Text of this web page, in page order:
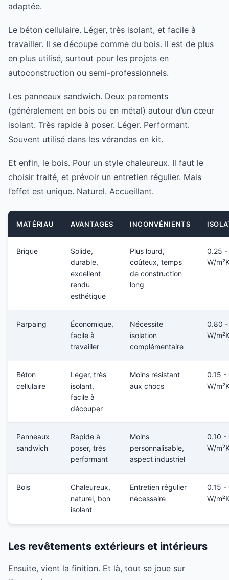
adaptée.
Le béton cellulaire. Léger, très isolant, et facile à
travailler. Il se découpe comme du bois. Il est de plus
en plus utilisé, surtout pour les projets en
autoconstruction ou semi-professionnels.
Les panneaux sandwich. Deux parements
(généralement en bois ou en métal) autour d’un cœur
isolant. Très rapide à poser. Léger. Performant.
Souvent utilisé dans les vérandas en kit.
Et enfin, le bois. Pour un style chaleureux. Il faut le
choisir traité, et prévoir un entretien régulier. Mais
l’effet est unique. Naturel. Accueillant.
MATÉRIAU AVANTAGES INCONVÉNIENTS
Brique
Solide,
durable,
excellent
rendu
esthétique
Plus lourd,
coûteux, temps
de construction
long
0.25
W/
Parpaing
Économique,
facile à
travailler
Nécessite
isolation
complémentaire
0.80 -
W/
Béton
cellulaire
Léger, très
isolant,
facile à
découper
Moins résistant
aux chocs
0.15 -
W/
Panneaux
sandwich
Rapide à
poser, très
performant
Moins
personnalisable,
aspect industriel
0.10 -
W/
Bois
Chaleureux,
naturel, bon
isolant
Entretien régulier
nécessaire
0.15 -
W/
Les revêtements extérieurs et intérieurs
Ensuite, vient la finition. Et là, tout se joue sur